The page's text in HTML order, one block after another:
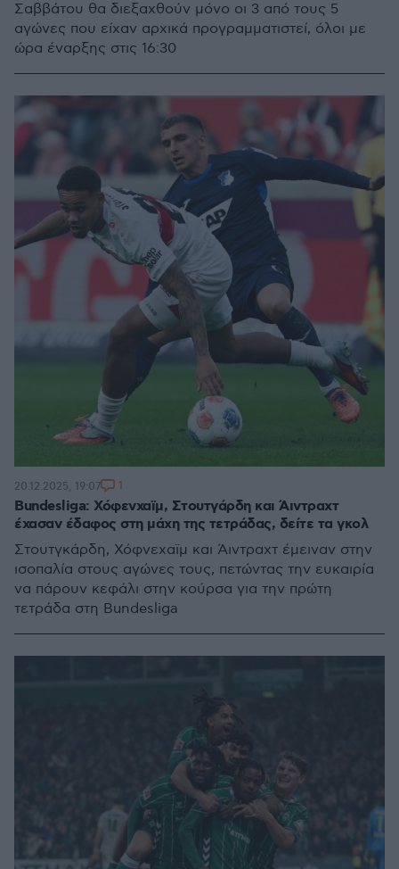
Σαββάτου θα διεξαχθούν μόνο οι 3 από τους 5
αγώνες που είχαν αρχικά προγραμματιστεί, όλοι με
ώρα έναρξης στις 16:30
Bundesliga: Χόφενχαϊμ, Στουτγάρδη και Άιντραχτ
έχασαν έδαφος στη μάχη της τετράδας, δείτε τα γκολ
Στουτγκάρδη, Χόφνεχαϊμ και Άιντραχτ έμειναν στην
ισοπαλία στους αγώνες τους, πετώντας την ευκαιρία
να πάρουν κεφάλι στην κούρσα για την πρώτη
τετράδα στη Bundesliga
20.12.2025, 19:07 1